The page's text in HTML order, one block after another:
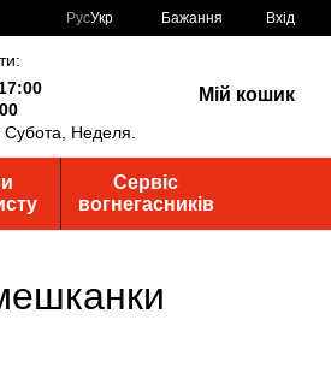
РусУкр Бажання Вхід
Субота, Неделя.
Мій кошик
Сервіс
вогнегасників